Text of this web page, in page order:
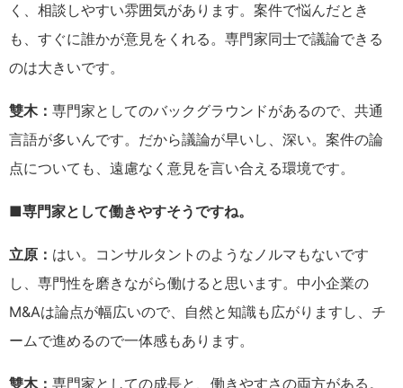
く、相談しやすい雰囲気があります。案件で悩んだとき
も、すぐに誰かが意見をくれる。専門家同士で議論できる
のは大きいです。
雙木： 専門家としてのバックグラウンドがあるので、共通
言語が多いんです。だから議論が早いし、深い。案件の論
点についても、遠慮なく意見を言い合える環境です。
■専門家として働きやすそうですね。
立原： はい。コンサルタントのようなノルマもないです
し、専門性を磨きながら働けると思います。中小企業の
M&Aは論点が幅広いので、自然と知識も広がりますし、チ
ームで進めるので一体感もあります。
雙木： 専門家としての成長と、働きやすさの両方がある。